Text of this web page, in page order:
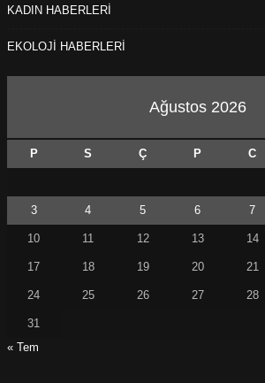
KADIN HABERLERİ
EKOLOJİ HABERLERİ
Ağustos 2026
P S Ç P C
3 4 5 6 7
10 11 12 13 14
17 18 19 20 21
24 25 26 27 28
31
« Tem